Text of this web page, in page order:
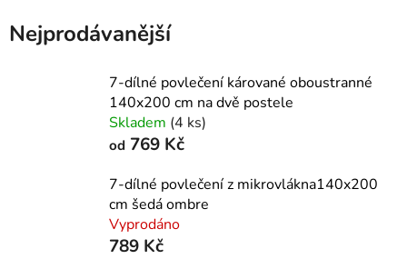
Nejprodávanější
7-dílné povlečení kárované oboustranné
140x200 cm na dvě postele
Skladem (4 ks)
od 769 Kč
7-dílné povlečení z mikrovlákna140x200
cm šedá ombre
Vyprodáno
789 Kč